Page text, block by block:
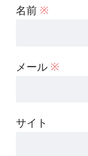
名前 ※
メール ※
サイト